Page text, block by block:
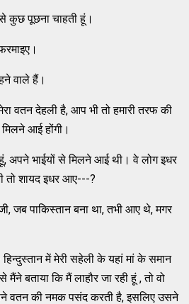
कुछ पूछना चाहती हूं।
वाले हैं।
वतन देहली है, आप भी तो हमारी तरफ की
आई होंगी।
अपने भाईयों से मिलने आई थी। वे लोग इधर
शायद इधर आए---?
जब पाकिस्तान बना था, तभी आए थे, मगर
में मेरी सहेली के यहां मां के समान
बताया कि मैं लाहौर जा रही हूं , तो वो
वतन की नमक पसंद करती है, इसलिए उसने